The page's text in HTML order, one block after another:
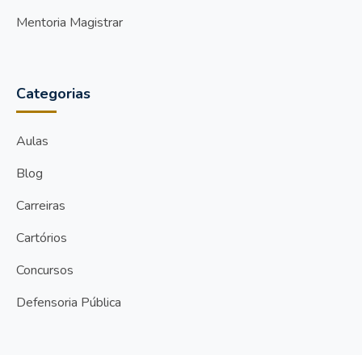
Mentoria Magistrar
Categorias
Aulas
Blog
Carreiras
Cartórios
Concursos
Defensoria Pública